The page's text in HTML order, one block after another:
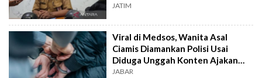
JATIM
Viral di Medsos, Wanita Asal
Ciamis Diamankan Polisi Usai
Diduga Unggah Konten Ajakan
Demo
JABAR